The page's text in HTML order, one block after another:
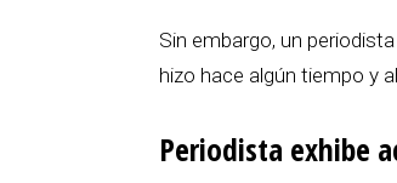
Sin embargo, un
hizo hace algún tiempo y
Periodista exhibe